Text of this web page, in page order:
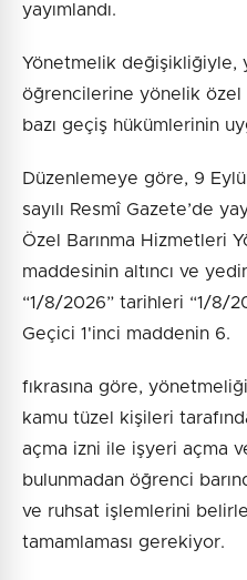
yayımlandı.
Yönetmelik değişikliğiyle,
öğrencilerine yönelik özel
bazı geçiş hükümlerinin
Düzenlemeye göre, 9
sayılı Resmî Gazete’de
Özel Barınma Hizmetleri
maddesinin altıncı ve
“1/8/2026” tarihleri “1/8/
Geçici 1'inci maddenin 6.
fıkrasına göre,
kamu tüzel kişileri
açma izni ile işyeri açma
bulunmadan öğrenci
ve ruhsat işlemlerini
tamamlaması gerekiyor.